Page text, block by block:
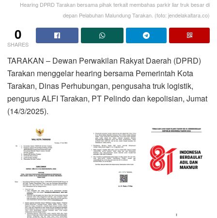
Hearing DPRD Tarakan bersama pihak terkait membahas parkir liar truk besar di
depan Pelabuhan Malundung Tarakan. (foto: jendelakaltara.co)
0
SHARES
TARAKAN – Dewan Perwakilan Rakyat Daerah (DPRD)
Tarakan menggelar hearing bersama Pemerintah Kota
Tarakan, Dinas Perhubungan, pengusaha truk logistik,
pengurus ALFI Tarakan, PT Pelindo dan kepolisian, Jumat
(14/3/2025).